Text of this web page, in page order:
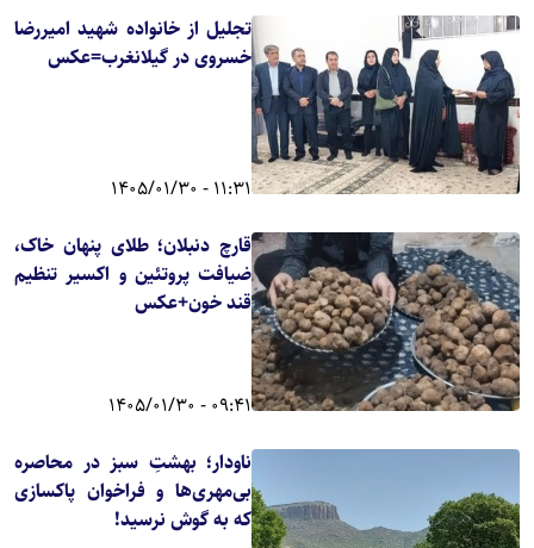
تجلیل از خانواده شهید امیررضا
خسروی در گیلانغرب=عکس
11:31 - 1405/01/30
قارچ دنبلان؛ طلای پنهان خاک،
ضیافت پروتئین و اکسیر تنظیم
قند خون+عکس
09:41 - 1405/01/30
ناودار؛ بهشتِ سبز در محاصره
بی‌مهری‌ها و فراخوان‌ پاکسازی
که به گوش نرسید!